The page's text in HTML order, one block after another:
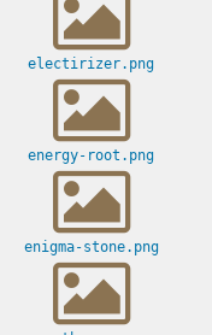
electirizer.png
energy-root.png
enigma-stone.png